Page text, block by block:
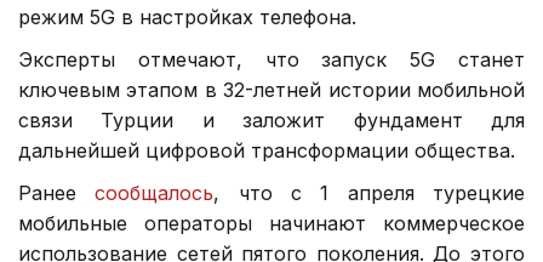
режим 5G в настройках телефона.
Эксперты отмечают, что запуск 5G станет
ключевым этапом в 32-летней истории мобильной
связи Турции и заложит фундамент для
дальнейшей цифровой трансформации общества.
Ранеесообщалось, что с 1 апреля турецкие
мобильные операторы начинают коммерческое
использование сетей пятого поколения. До этого